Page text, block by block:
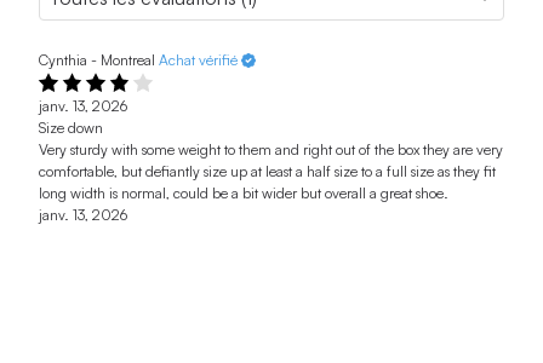
Cynthia - Montreal Achat vérifié
janv. 13, 2026
Size down
Very sturdy with some weight to them and right out of the box they are very
comfortable, but defiantly size up at least a half size to a full size as they fit
long width is normal, could be a bit wider but overall a great shoe.
janv. 13, 2026